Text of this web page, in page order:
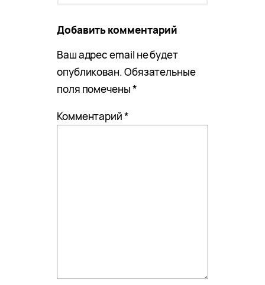
Добавить комментарий
Ваш адрес email не будет
опубликован.Обязательные
поля помечены*
Комментарий*